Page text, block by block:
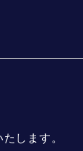
します。